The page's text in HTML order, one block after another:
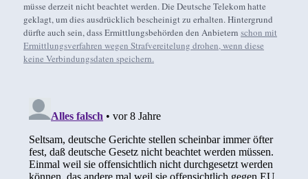
müsse derzeit nicht beachtet werden. Die Deutsche Telekom hatte
geklagt, um dies ausdrücklich bescheinigt zu erhalten. Hintergrund
dürfte auch sein, dass Ermittlungsbehörden den Anbieternschon mit
Ermittlungsverfahren wegen Strafvereitelung drohen, wenn diese
keine Verbindungsdaten speichern.